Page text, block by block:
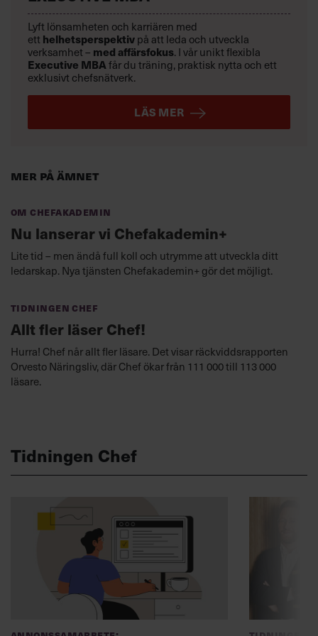
Mer på ämnet
Om Chefakademin
Nu lanserar vi Chefakademin+
Lite tid – men ändå full koll och utrymme att utveckla ditt
ledarskap. Nya tjänsten Chefakademin+ gör det möjligt.
Tidningen Chef
Allt fler läser Chef!
Hurra! Chef når allt fler läsare. Det visar räckviddsrapporten
Orvesto Näringsliv, där Chef ökar från 111 000 till 113 000
läsare.
Lyft lönsamheten och karriären med
ett helhetsperspektivpå att leda och utveckla
verksamhet – med affärsfokus. I vår unikt flexibla
Executive MBAfår du träning, praktisk nytta och ett
exklusivt chefsnätverk.
LÄS MER
Tidningen Chef